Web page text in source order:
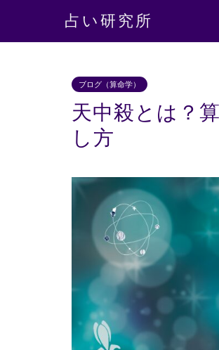
占い研究所
ブログ（算命学）
天中殺とは？
し方